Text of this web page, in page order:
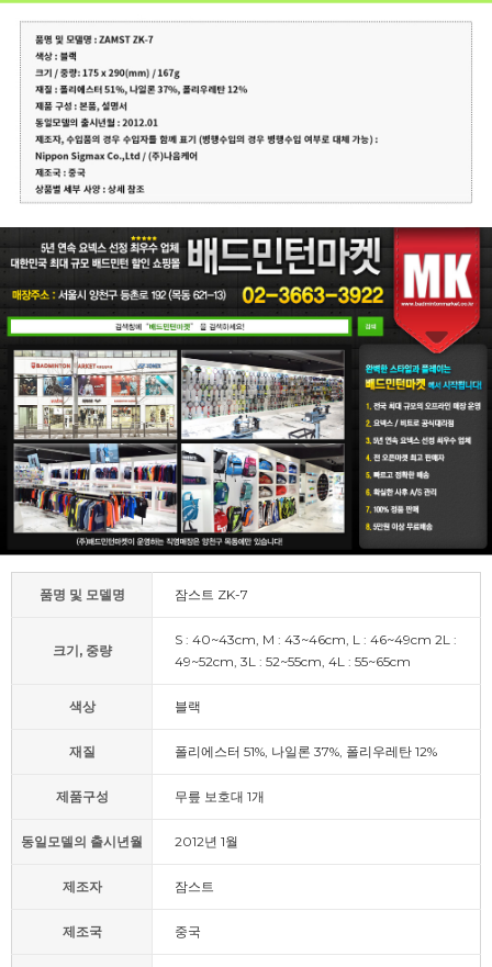
품명 및 모델명 잠스트 ZK-7
크기, 중량
S : 40~43cm, M : 43~46cm, L : 46~49cm 2L :
49~52cm, 3L : 52~55cm, 4L : 55~65cm
색상 블랙
재질 폴리에스터 51%, 나일론 37%, 폴리우레탄 12%
제품구성 무릎 보호대 1개
동일모델의 출시년월 2012년 1월
제조자 잠스트
제조국 중국